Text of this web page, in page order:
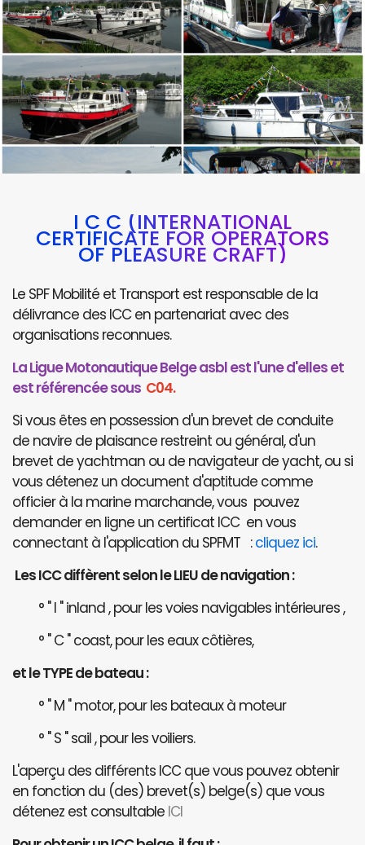
I C C (INTERNATIONAL
CERTIFICATE FOR OPERATORS
OF PLEASURE CRAFT)
Le SPF Mobilité et Transport est responsable de la
délivrance des ICC en partenariat avec des
organisations reconnues.
La Ligue Motonautique Belge asbl est l'une d'elles et
est référencée sous C04.
Si vous êtes en possession d'un brevet de conduite
de navire de plaisance restreint ou général, d'un
brevet de yachtman ou de navigateur de yacht, ou si
vous détenez un document d'aptitude comme
officier à la marine marchande, vous pouvez
demander en ligne un certificat ICC en vous
connectant à l'application du SPFMT :cliquez ici.
Les ICC diffèrent selon le LIEU de navigation :
° " I " inland , pour les voies navigables intérieures ,
° " C " coast, pour les eaux côtières,
et le TYPE de bateau :
° " M " motor, pour les bateaux à moteur
° " S " sail , pour les voiliers.
L'aperçu des différents ICC que vous pouvez obtenir
en fonction du (des) brevet(s) belge(s) que vous
détenez est consultable ICI